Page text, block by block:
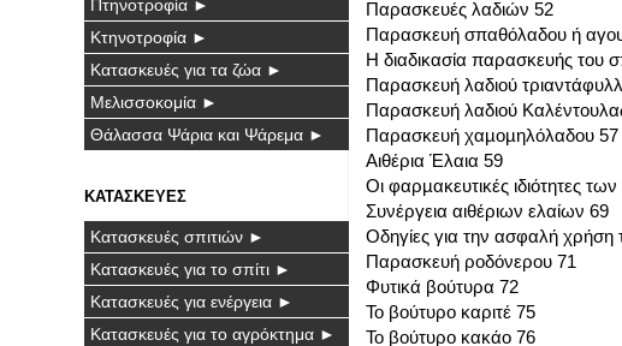
Παρασκευές λαδιών 52
Παρασκευή σπαθόλαδου ή
Η διαδικασία παρασκευής του
Παρασκευή λαδιού
Παρασκευή λαδιού
Παρασκευή χαµοµηλόλαδου 57
Αιθέρια Έλαια 59
Οι φαρµακευτικές ιδιότητες
Συνέργεια αιθέριων ελαίων 69
Οδηγίες για την ασφαλή χρήση
Παρασκευή ροδόνερου 71
Φυτικά βούτυρα 72
Το βούτυρο καριτέ 75
Το βούτυρο κακάο 76
Πτηνοτροφία ►
Κτηνοτροφία ►
Κατασκευές για τα ζώα ►
Μελισσοκομία ►
Θάλασσα Ψάρια και Ψάρεμα ►
ΚΑΤΑΣΚΕΥΕΣ
Κατασκευές σπιτιών ►
Κατασκευές για το σπίτι ►
Κατασκευές για ενέργεια ►
Κατασκευές για το αγρόκτημα ►